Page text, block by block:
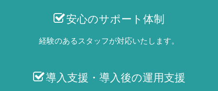
安心のサポート体制
経験のあるスタッフが対応いたします。
導入支援・導入後の運用支援